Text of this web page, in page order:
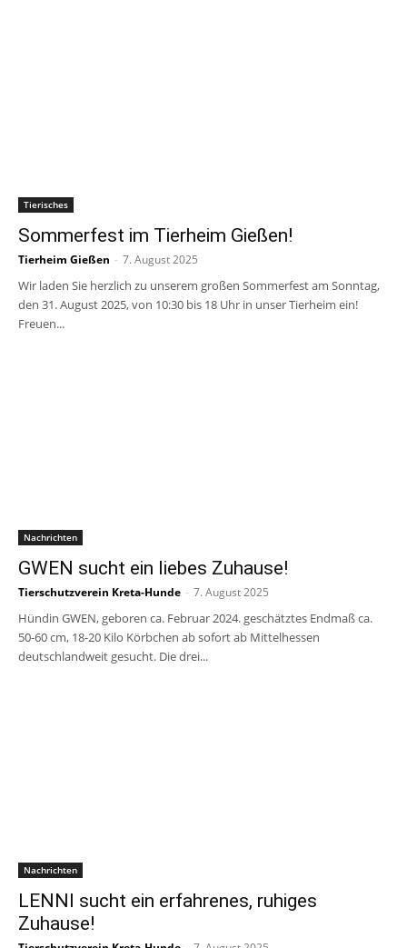
Tierisches
Sommerfest im Tierheim Gießen!
Tierheim Gießen - 7. August 2025
Wir laden Sie herzlich zu unserem großen Sommerfest am Sonntag,
den 31. August 2025, von 10:30 bis 18 Uhr in unser Tierheim ein!
Freuen...
Nachrichten
GWEN sucht ein liebes Zuhause!
Tierschutzverein Kreta-Hunde - 7. August 2025
Hündin GWEN, geboren ca. Februar 2024. geschätztes Endmaß ca.
50-60 cm, 18-20 Kilo Körbchen ab sofort ab Mittelhessen
deutschlandweit gesucht. Die drei...
Nachrichten
LENNI sucht ein erfahrenes, ruhiges
Zuhause!